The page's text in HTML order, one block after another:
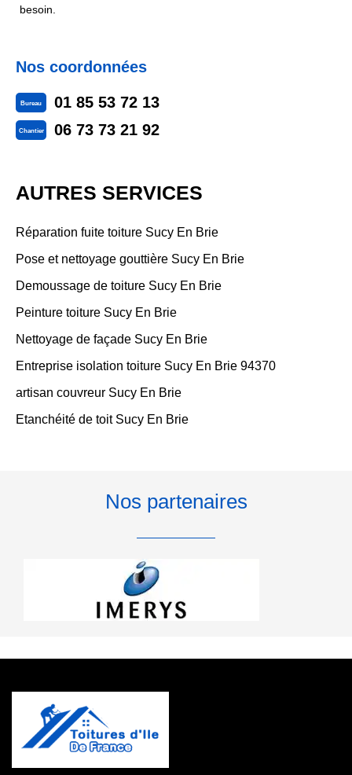
besoin.
Nos coordonnées
Bureau 01 85 53 72 13
Chantier 06 73 73 21 92
AUTRES SERVICES
Réparation fuite toiture Sucy En Brie
Pose et nettoyage gouttière Sucy En Brie
Demoussage de toiture Sucy En Brie
Peinture toiture Sucy En Brie
Nettoyage de façade Sucy En Brie
Entreprise isolation toiture Sucy En Brie 94370
artisan couvreur Sucy En Brie
Etanchéité de toit Sucy En Brie
Nos partenaires